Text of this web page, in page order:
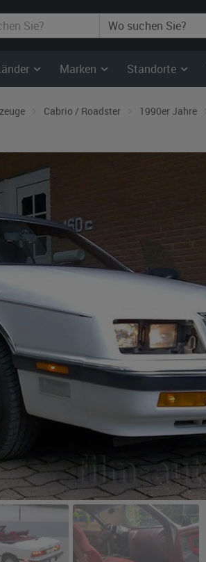
Marken Standorte
Cabrio / Roadster 1990er Jahre